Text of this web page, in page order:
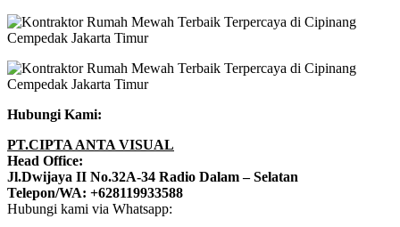
Hubungi Kami:
PT.CIPTA ANTA VISUAL
Head Office:
Jl.Dwijaya II No.32A-34 Radio Dalam – Selatan
Telepon/WA: +628119933588
Hubungi kami via Whatsapp: